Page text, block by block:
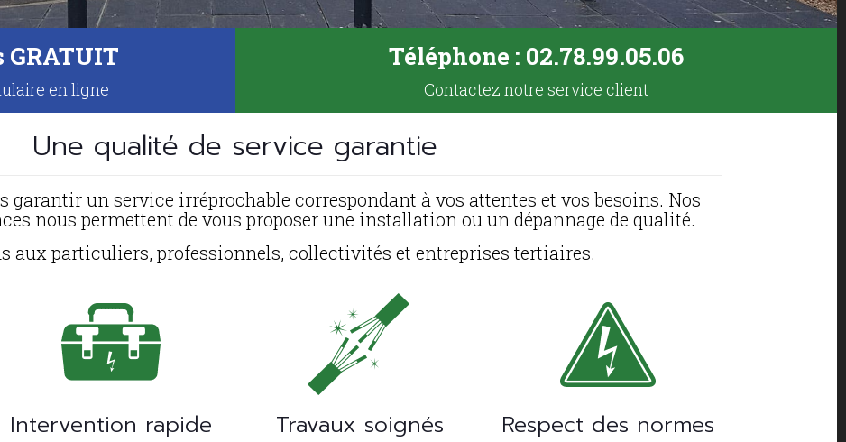
en ligne
Téléphone : 02.78.99.05.06
Contactez notre service client
Une qualité de service garantie
garantir un service irréprochable correspondant à vos attentes et vos besoins. Nos
nous permettent de vous proposer une installation ou un dépannage de qualité.
aux particuliers, professionnels, collectivités et entreprises tertiaires.
Intervention rapide Travaux soignés Respect des normes